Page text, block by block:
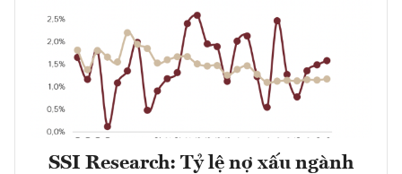
SSI Research: Tỷ lệ nợ xấu ngành